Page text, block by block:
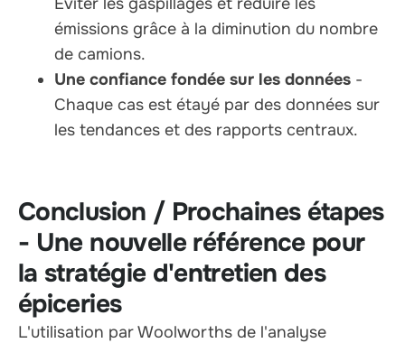
émissions grâce à la diminution du nombre
de camions.
Une confiance fondée sur les données -
Chaque cas est étayé par des données sur
les tendances et des rapports centraux.
Conclusion / Prochaines étapes
- Une nouvelle référence pour
la stratégie d'entretien des
épiceries
L'utilisation par Woolworths de l'analyse